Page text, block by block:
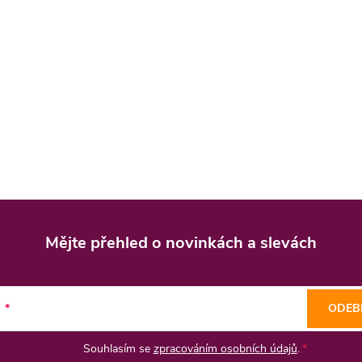
Mějte přehled o novinkách a slevách
Souhlasím se zpracováním osobních údajů.